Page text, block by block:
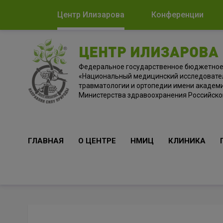
Центр Илизарова Конференции
ЦЕНТР ИЛИЗАРОВА
Федеральное государственное
«Национальный медицинский
травматологии и ортопедии имени
Министерства здравоохранения
ГЛАВНАЯ О ЦЕНТРЕ НМИЦ КЛИНИКА